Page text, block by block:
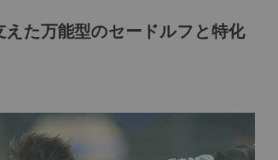
た万能型のセードルフと特化